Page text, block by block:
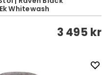
Whitewash
3 495 kr